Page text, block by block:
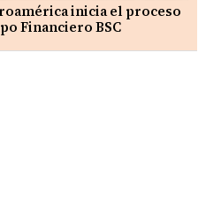
inicia el proceso
Financiero BSC